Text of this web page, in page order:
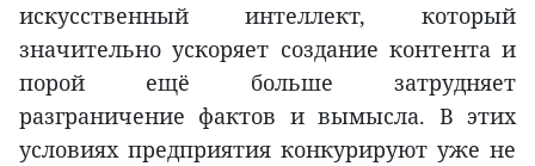
искусственный интеллект, который
значительно ускоряет создание контента и
порой ещё больше затрудняет
разграничение фактов и вымысла. В этих
условиях предприятия конкурируют уже не